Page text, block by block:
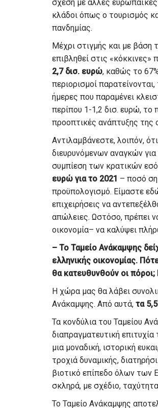
σχέση με άλλες ευρωπαϊκές
κλάδοι όπως ο τουρισμός
πανδημίας.
Μέχρι στιγμής και με βάση
επιβληθεί στις «κόκκινες»
2,7 δισ. ευρώ, καθώς το
περιορισμοί
ήμερες που παραμένει
περίπου 1-1,2 δισ. ευρώ, το
προοπτικές ανάπτυξης της
Αντιλαμβάνεστε, λοιπόν,
διευρυνόμενων αναγκών
συμπίεση των κρατικών
ευρώ για το 2021 – ποσό
προϋπολογισμό. Είμαστε
επιχειρήσεις να
απώλειες. Ωστόσο, πρέπει
οικονομία– να καλύψει
– Το Ταμείο Ανάκαμψης
ελληνικής οικονομίας.
θα κατευθυνθούν οι
Η χώρα μας θα λάβει
Ανάκαμψης. Από αυτά, τα
Τα κονδύλια του Ταμείου
διαπραγματευτική
μια μοναδική, ιστορική
τροχιά δυναμικής,
βιοτικό επίπεδο όλων των
σκληρά, με σχέδιο,
Το Ταμείο Ανάκαμψης